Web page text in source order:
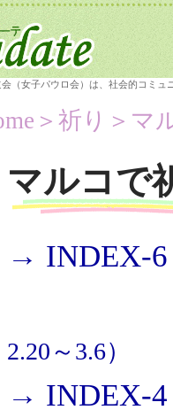
（女子パウロ会）は、社会的コミ
＞祈り＞ マ
マルコで
→ INDEX-6
2.20～3.6）
→ INDEX-4